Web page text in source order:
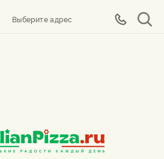
Выберите адрес